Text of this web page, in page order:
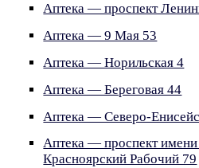
Аптека — проспект
Аптека — 9 Мая 53
Аптека — Норильская 4
Аптека — Береговая 44
Аптека — Северо-
Аптека — проспект имени
Красноярский Рабочий 79